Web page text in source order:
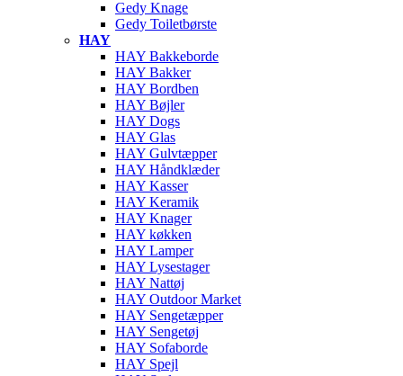
Gedy Knage
Gedy Toiletbørste
HAY
HAY Bakkeborde
HAY Bakker
HAY Bordben
HAY Bøjler
HAY Dogs
HAY Glas
HAY Gulvtæpper
HAY Håndklæder
HAY Kasser
HAY Keramik
HAY Knager
HAY køkken
HAY Lamper
HAY Lysestager
HAY Nattøj
HAY Outdoor Market
HAY Sengetæpper
HAY Sengetøj
HAY Sofaborde
HAY Spejl